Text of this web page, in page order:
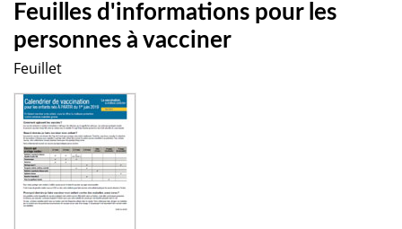
Feuilles d'informations pour les
personnes à vacciner
Feuillet